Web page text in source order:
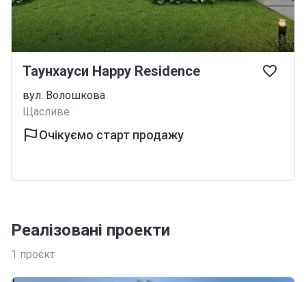
Таунхауси Happy Residence
вул. Волошкова
Щасливе
Очікуємо старт продажу
Реалізовані проекти
1 проєкт